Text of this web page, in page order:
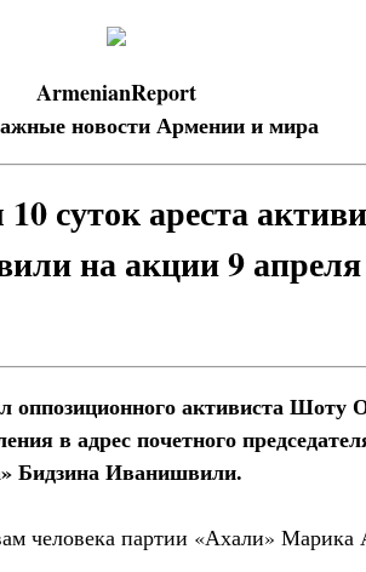
ArmenianReport
новости Армении и мира
суток ареста
на акции 9 апреля
оппозиционного активиста
в адрес почетного
Бидзина Иванишвили.
человека партии «Ахали» Марика